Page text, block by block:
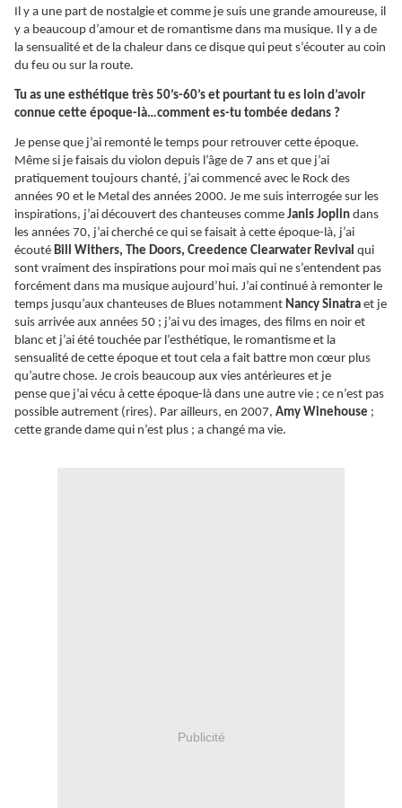
Il y a une part de nostalgie et comme je suis une grande amoureuse, il
y a beaucoup d’amour et de romantisme dans ma musique. Il y a de
la sensualité et de la chaleur dans ce disque qui peut s’écouter au coin
du feu ou sur la route.
Tu as une esthétique très 50’s-60’s et pourtant tu es loin d’avoir
connue cette époque-là…comment es-tu tombée dedans ?
Je pense que j’ai remonté le temps pour retrouver cette époque.
Même si je faisais du violon depuis l’âge de 7 ans et que j’ai
pratiquement toujours chanté, j’ai commencé avec le Rock des
années 90 et le Metal des années 2000. Je me suis interrogée sur les
inspirations, j’ai découvert des chanteuses comme Janis Joplin dans
les années 70, j’ai cherché ce qui se faisait à cette époque-là, j’ai
écouté Bill Withers, The Doors, Creedence Clearwater Revival qui
sont vraiment des inspirations pour moi mais qui ne s’entendent pas
forcément dans ma musique aujourd’hui. J’ai continué à remonter le
temps jusqu’aux chanteuses de Blues notamment Nancy Sinatra et je
suis arrivée aux années 50 ; j’ai vu des images, des films en noir et
blanc et j’ai été touchée par l’esthétique, le romantisme et la
sensualité de cette époque et tout cela a fait battre mon cœur plus
qu’autre chose. Je crois beaucoup aux vies antérieures et je
pense que j’ai vécu à cette époque-là dans une autre vie ; ce n’est pas
possible autrement (rires). Par ailleurs, en 2007, Amy Winehouse ;
cette grande dame qui n’est plus ; a changé ma vie.
Publicité